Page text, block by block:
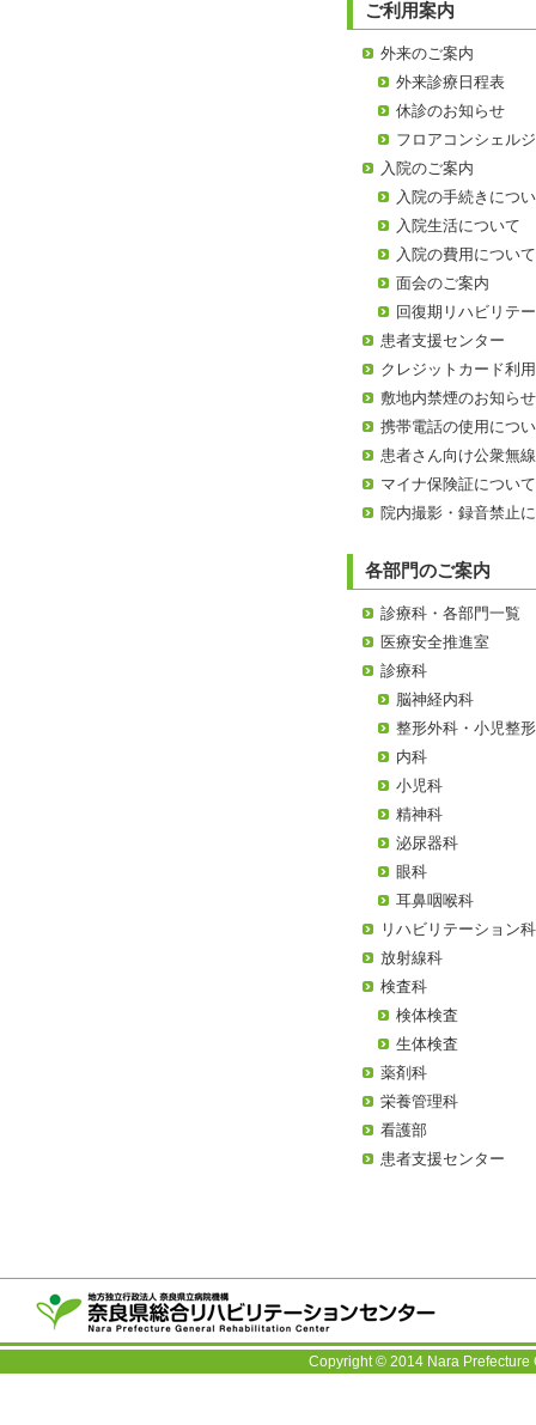
ご利用案内
外来のご案内
外来診療日程表
休診のお知らせ
フロアコンシェル
入院のご案内
入院の手続きにつ
入院生活について
入院の費用について
面会のご案内
回復期リハビリテ
患者支援センター
クレジットカード利
敷地内禁煙のお知らせ
携帯電話の使用につ
患者さん向け公衆無
マイナ保険証について
院内撮影・録音禁止
各部門のご案内
診療科・各部門一覧
医療安全推進室
診療科
脳神経内科
整形外科・小児整形
内科
小児科
精神科
泌尿器科
眼科
耳鼻咽喉科
リハビリテーション科
放射線科
検査科
検体検査
生体検査
薬剤科
栄養管理科
看護部
患者支援センター
Copyright © 2014 Nara